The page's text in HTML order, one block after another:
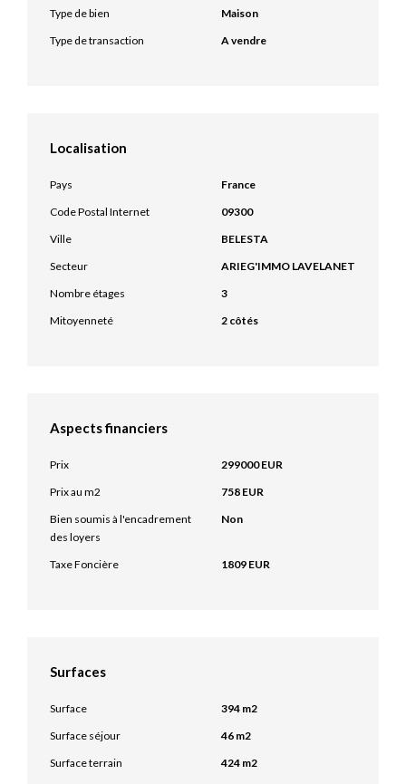
Type de bien
Maison
Type de transaction
A vendre
Localisation
Pays
France
Code Postal Internet
09300
Ville
BELESTA
Secteur
ARIEG'IMMO LAVELANET
Nombre étages
3
Mitoyenneté
2 côtés
Aspects financiers
Prix
299000 EUR
Prix au m2
758 EUR
Bien soumis à l'encadrement
des loyers
Non
Taxe Foncière 1809 EUR
Surfaces
Surface
394 m2
Surface séjour
46 m2
Surface terrain
424 m2